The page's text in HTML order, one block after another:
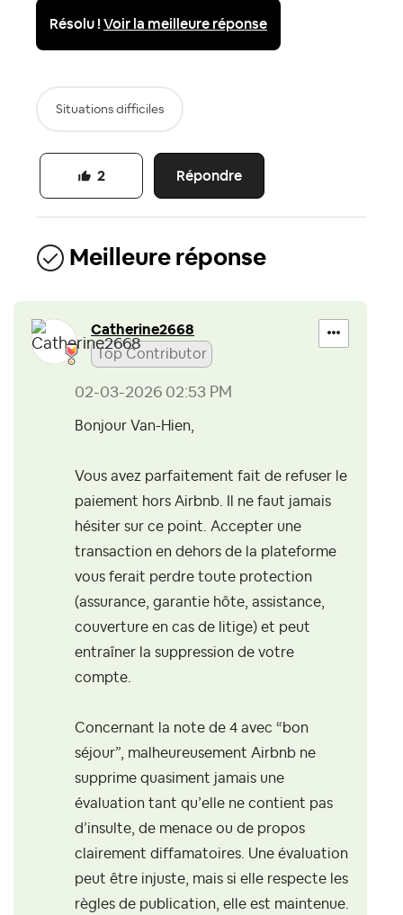
Résolu !Voir la meilleure réponse
Situations difficiles
Répondre
2
Meilleure réponse
Catherine2668
Top Contributor
‎02-03-2026 02:53 PM
Bonjour Van-Hien,
Vous avez parfaitement fait de refuser le
paiement hors Airbnb. Il ne faut jamais
hésiter sur ce point. Accepter une
transaction en dehors de la plateforme
vous ferait perdre toute protection
(assurance, garantie hôte, assistance,
couverture en cas de litige) et peut
entraîner la suppression de votre
compte.
Concernant la note de 4 avec “bon
séjour”, malheureusement Airbnb ne
supprime quasiment jamais une
évaluation tant qu’elle ne contient pas
d’insulte, de menace ou de propos
clairement diffamatoires. Une évaluation
peut être injuste, mais si elle respecte les
règles de publication, elle est maintenue.